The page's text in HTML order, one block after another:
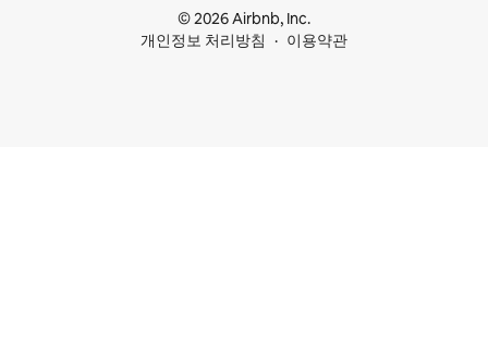
© 2026 Airbnb, Inc.
개인정보 처리방침
이용약관